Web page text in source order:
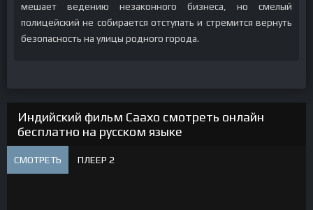
мешает ведению незаконного бизнеса, но смелый
полицейский не собирается отступать и стремится вернуть
безопасность на улицы родного города.
Индийский фильм Саахо смотреть онлайн
бесплатно на русском языке
СМОТРЕТЬ ПЛЕЕР 2